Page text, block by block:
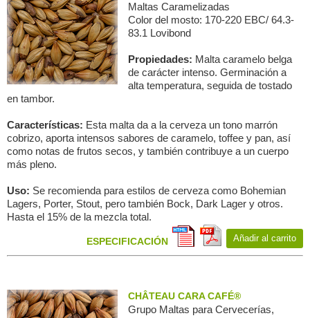
Maltas Caramelizadas
Color del mosto: 170-220 EBC/ 64.3-
83.1 Lovibond
Propiedades: Malta caramelo belga
de carácter intenso. Germinación a
alta temperatura, seguida de tostado
en tambor.
Características: Esta malta da a la cerveza un tono marrón
cobrizo, aporta intensos sabores de caramelo, toffee y pan, así
como notas de frutos secos, y también contribuye a un cuerpo
más pleno.
Uso: Se recomienda para estilos de cerveza como Bohemian
Lagers, Porter, Stout, pero también Bock, Dark Lager y otros.
Hasta el 15% de la mezcla total.
ESPECIFICACIÓN Añadir al carrito
CHÂTEAU CARA CAFÉ®
Grupo Maltas para Сervecerías,